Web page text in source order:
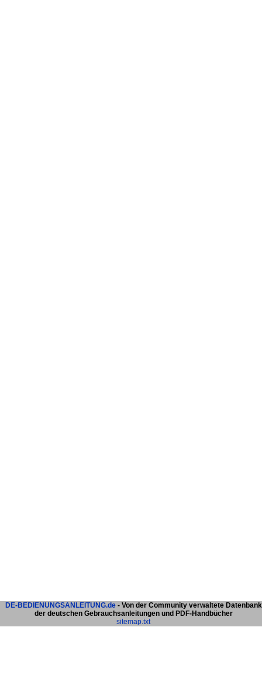
DE-BEDIENUNGSANLEITUNG.de- Von der Community verwaltete Datenbank
der deutschen Gebrauchsanleitungen und PDF-Handbücher
sitemap.txt